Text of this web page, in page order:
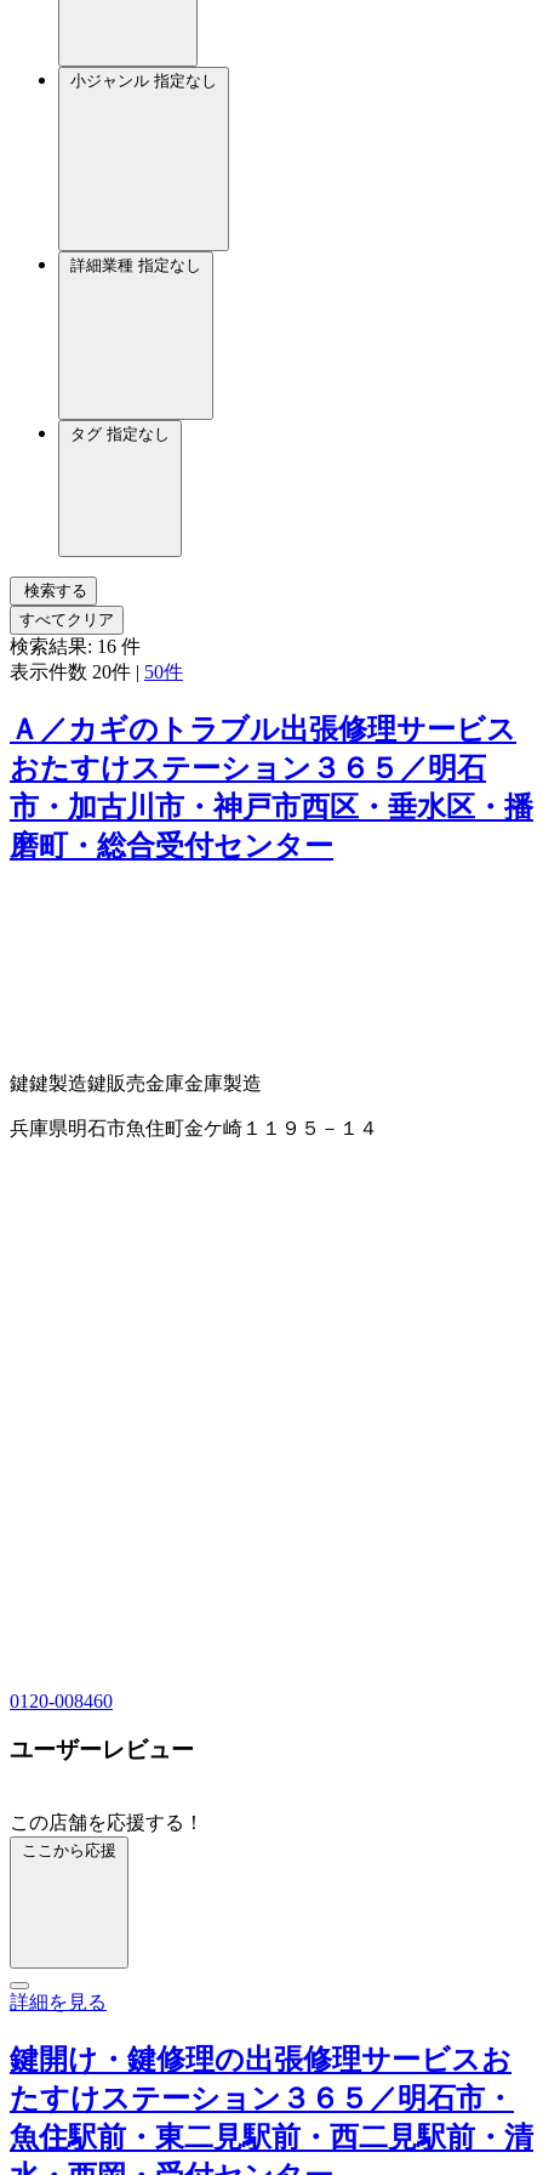
小ジャンル 指定なし
詳細業種 指定なし
タグ 指定なし
検索する
すべてクリア
検索結果: 16 件
表示件数 20件 | 50件
Ａ／カギのトラブル出張修理サービス
おたすけステーション３６５／明石
市・加古川市・神戸市西区・垂水区・播
磨町・総合受付センター
鍵鍵製造鍵販売金庫金庫製造
兵庫県明石市魚住町金ケ崎１１９５－１４
0120-008460
ユーザーレビュー
この店舗を応援する！
ここから応援
詳細を見る
鍵開け・鍵修理の出張修理サービスお
たすけステーション３６５／明石市・
魚住駅前・東二見駅前・西二見駅前・清